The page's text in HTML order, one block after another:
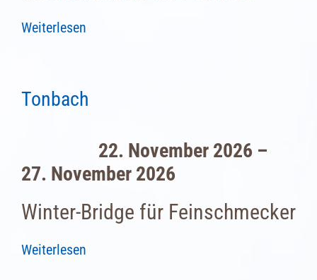
Weiterlesen
Tonbach
22. November 2026 –
27. November 2026
Winter-Bridge für Feinschmecker
Weiterlesen